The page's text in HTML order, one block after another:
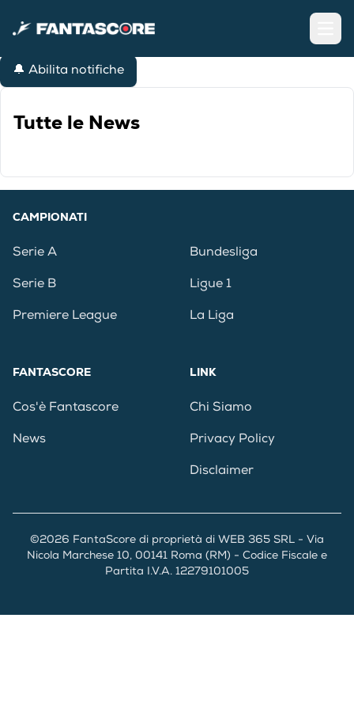
🔔 Abilita notifiche
Tutte le News
CAMPIONATI
Serie A
Serie B
Premiere League
Bundesliga
Ligue 1
La Liga
FANTASCORE
Cos'è Fantascore
News
LINK
Chi Siamo
Privacy Policy
Disclaimer
©2026 FantaScore di proprietà di WEB 365 SRL - Via
Nicola Marchese 10, 00141 Roma (RM) - Codice Fiscale e
Partita I.V.A. 12279101005